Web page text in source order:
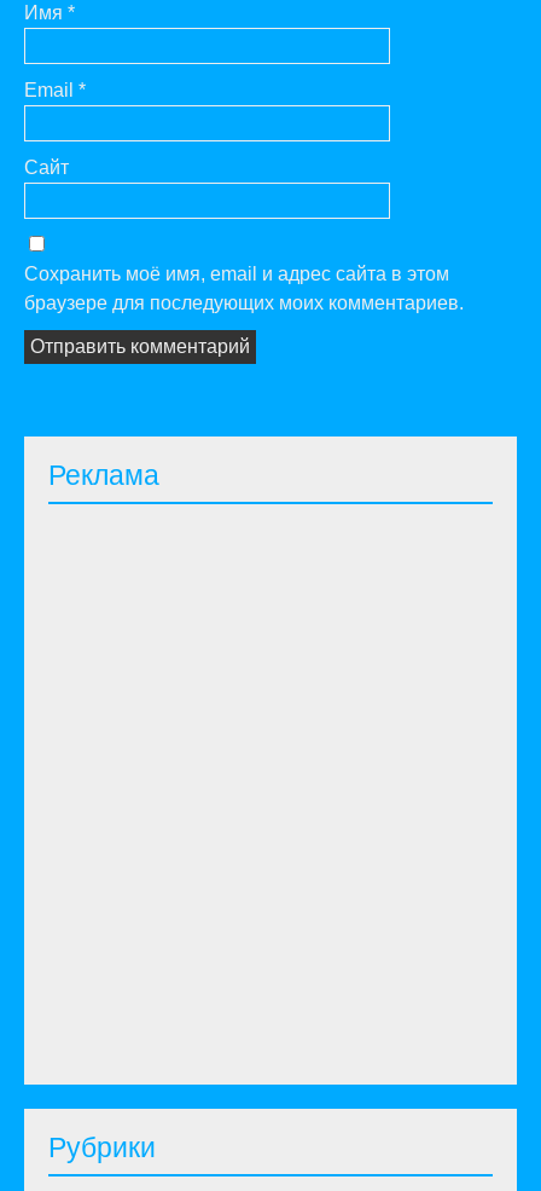
Имя *
Email *
Сайт
Сохранить моё имя, email и адрес сайта в этом
браузере для последующих моих комментариев.
Реклама
Рубрики